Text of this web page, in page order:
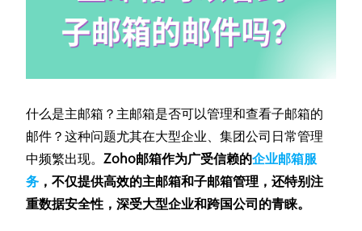
什么是主邮箱？主邮箱是否可以管理和查看子邮箱的
邮件？这种问题尤其在大型企业、集团公司日常管理
中频繁出现。Zoho邮箱作为广受信赖的企业邮箱服
务 ，不仅提供高效的主邮箱和子邮箱管理，还特别注
重数据安全性，深受大型企业和跨国公司的青睐。